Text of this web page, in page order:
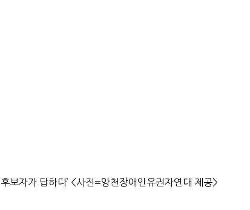
보자가 답하다’ <사진=양천장애인유권자연대 제공>